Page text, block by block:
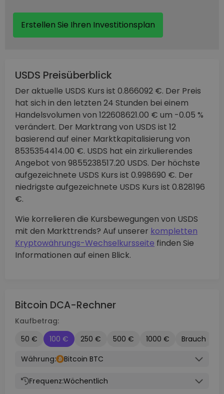
Erstellen Sie Ihren Investitionsplan
USDS Preisüberblick
Der aktuelle USDS Kurs ist 0.866092 €. Der Preis
hat sich in den letzten 24 Stunden bei einem
Handelsvolumen von 122608621.00 € um -0.05 %
verändert. Der Marktrang von USDS ist 12
basierend auf einer Marktkapitalisierung von
8535354414.00 €. USDS hat ein zirkulierendes
Angebot von 9855238517.20 USDS. Der höchste
aufgezeichnete USDS Kurs ist 0.998690 €. Der
niedrigste aufgezeichnete USDS Kurs ist 0.828196
€.
Wie korrelieren die Kursbewegungen von USDS
mit den Markttrends? Auf unserer kompletten
Kryptowährungs-Wechselkursseite finden Sie
Informationen auf einen Blick.
Bitcoin DCA-Rechner
Kaufbetrag:
50 €
100 € 250 € 500 € 1000 €
Brauch
Währung:
Bitcoin BTC
Frequenz:Wöchentlich